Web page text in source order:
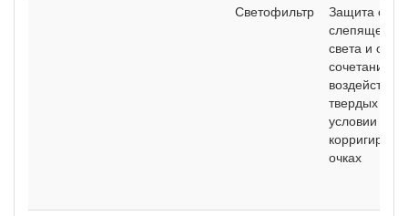
Светофильтр
Защита
слепящей
света и от
сочетания
твердых
условии
очках